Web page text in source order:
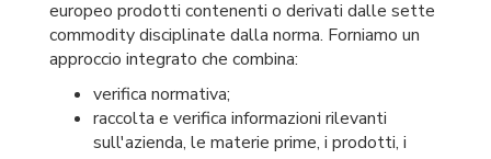
europeo prodotti contenenti o derivati dalle sette
commodity disciplinate dalla norma. Forniamo un
approccio integrato che combina:
verifica normativa;
raccolta e verifica informazioni rilevanti
sull'azienda, le materie prime, i prodotti, i